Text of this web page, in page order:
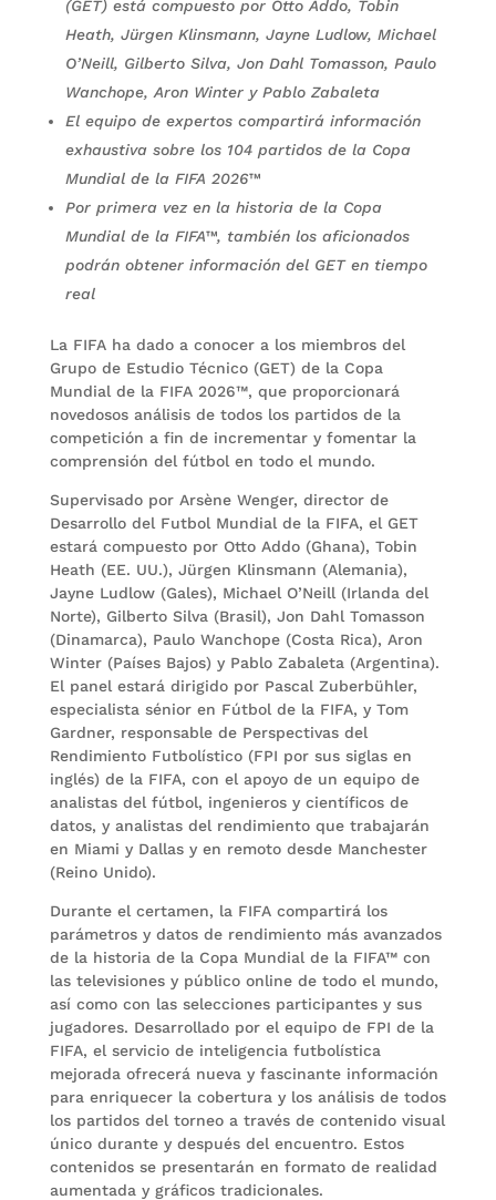
(GET) está compuesto por Otto Addo, Tobin
Heath, Jürgen Klinsmann, Jayne Ludlow, Michael
O’Neill, Gilberto Silva, Jon Dahl Tomasson, Paulo
Wanchope, Aron Winter y Pablo Zabaleta
El equipo de expertos compartirá información
exhaustiva sobre los 104 partidos de la Copa
Mundial de la FIFA 2026™
Por primera vez en la historia de la Copa
Mundial de la FIFA™, también los aficionados
podrán obtener información del GET en tiempo
real
La FIFA ha dado a conocer a los miembros del
Grupo de Estudio Técnico (GET) de la Copa
Mundial de la FIFA 2026™, que proporcionará
novedosos análisis de todos los partidos de la
competición a fin de incrementar y fomentar la
comprensión del fútbol en todo el mundo.
Supervisado por Arsène Wenger, director de
Desarrollo del Futbol Mundial de la FIFA, el GET
estará compuesto por Otto Addo (Ghana), Tobin
Heath (EE. UU.), Jürgen Klinsmann (Alemania),
Jayne Ludlow (Gales), Michael O’Neill (Irlanda del
Norte), Gilberto Silva (Brasil), Jon Dahl Tomasson
(Dinamarca), Paulo Wanchope (Costa Rica), Aron
Winter (Países Bajos) y Pablo Zabaleta (Argentina).
El panel estará dirigido por Pascal Zuberbühler,
especialista sénior en Fútbol de la FIFA, y Tom
Gardner, responsable de Perspectivas del
Rendimiento Futbolístico (FPI por sus siglas en
inglés) de la FIFA, con el apoyo de un equipo de
analistas del fútbol, ingenieros y científicos de
datos, y analistas del rendimiento que trabajarán
en Miami y Dallas y en remoto desde Manchester
(Reino Unido).
Durante el certamen, la FIFA compartirá los
parámetros y datos de rendimiento más avanzados
de la historia de la Copa Mundial de la FIFA™ con
las televisiones y público online de todo el mundo,
así como con las selecciones participantes y sus
jugadores. Desarrollado por el equipo de FPI de la
FIFA, el servicio de inteligencia futbolística
mejorada ofrecerá nueva y fascinante información
para enriquecer la cobertura y los análisis de todos
los partidos del torneo a través de contenido visual
único durante y después del encuentro. Estos
contenidos se presentarán en formato de realidad
aumentada y gráficos tradicionales.